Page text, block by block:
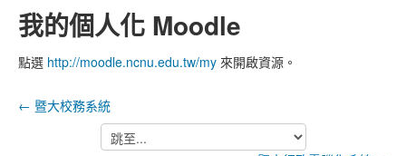
我的個人化 Moodle
點選 http://moodle.ncnu.edu.tw/my 來開啟資源。
← 暨大校務系統
跳
至...